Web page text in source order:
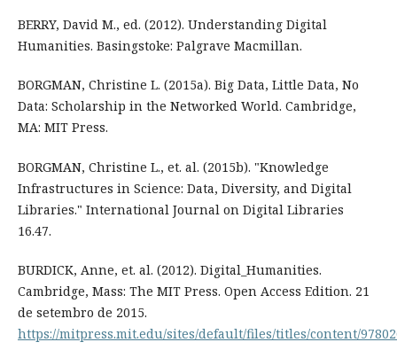
BERRY, David M., ed. (2012). Understanding Digital
Humanities. Basingstoke: Palgrave Macmillan.
BORGMAN, Christine L. (2015a). Big Data, Little Data, No
Data: Scholarship in the Networked World. Cambridge,
MA: MIT Press.
BORGMAN, Christine L., et. al. (2015b). "Knowledge
Infrastructures in Science: Data, Diversity, and Digital
Libraries." International Journal on Digital Libraries
16.47.
BURDICK, Anne, et. al. (2012). Digital_Humanities.
Cambridge, Mass: The MIT Press. Open Access Edition. 21
de setembro de 2015.
https://mitpress.mit.edu/sites/default/files/titles/content/